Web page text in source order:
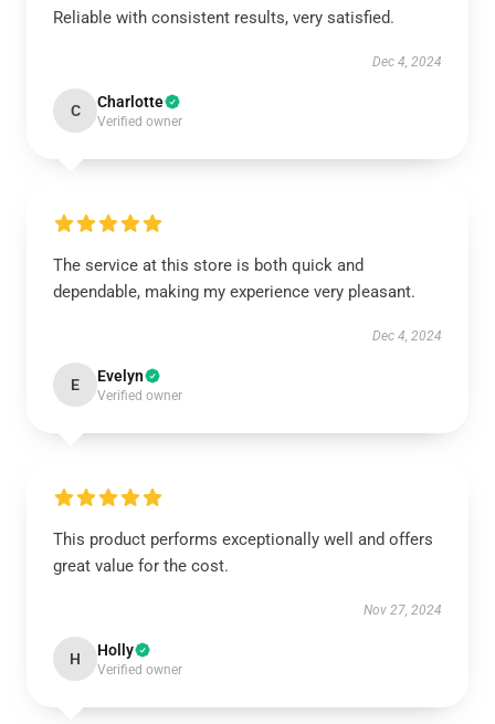
Reliable with consistent results, very satisfied.
Dec 4, 2024
C Charlotte
Verified owner
The service at this store is both quick and
dependable, making my experience very pleasant.
Dec 4, 2024
E Evelyn
Verified owner
This product performs exceptionally well and offers
great value for the cost.
Nov 27, 2024
H Holly
Verified owner